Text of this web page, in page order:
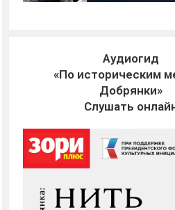
Аудиогид
«По историческим
Добрянки»
Слушать